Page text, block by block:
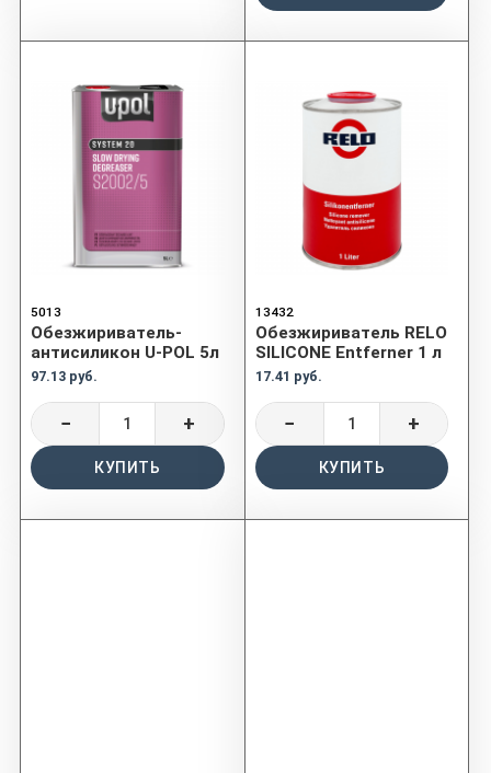
5013
Обезжириватель-
антисиликон U-POL 5л
97.13 руб.
− +
КУПИТЬ
13432
Обезжириватель RELO
SILICONE Entferner 1 л
17.41 руб.
− +
КУПИТЬ